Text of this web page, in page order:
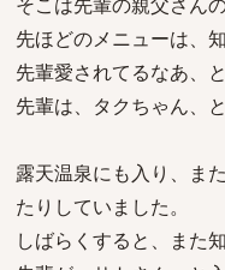
先ほどのメニューは、
先輩愛されてるなあ、
先輩は、タクちゃん、
露天温泉にも入り、ま
たりしていました。
しばらくすると、また